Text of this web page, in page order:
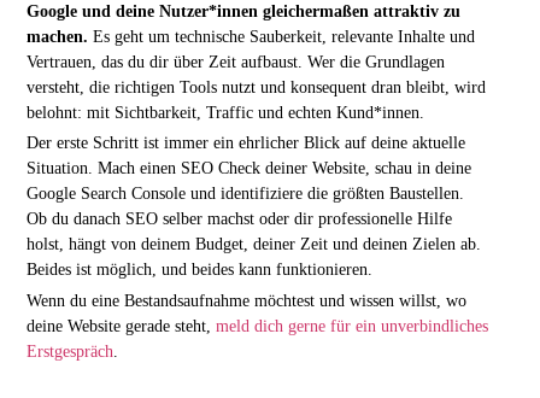
Google und deine Nutzer*innen gleichermaßen attraktiv zu
machen. Es geht um technische Sauberkeit, relevante Inhalte und
Vertrauen, das du dir über Zeit aufbaust. Wer die Grundlagen
versteht, die richtigen Tools nutzt und konsequent dran bleibt, wird
belohnt: mit Sichtbarkeit, Traffic und echten Kund*innen.
Der erste Schritt ist immer ein ehrlicher Blick auf deine aktuelle
Situation. Mach einen SEO Check deiner Website, schau in deine
Google Search Console und identifiziere die größten Baustellen.
Ob du danach SEO selber machst oder dir professionelle Hilfe
holst, hängt von deinem Budget, deiner Zeit und deinen Zielen ab.
Beides ist möglich, und beides kann funktionieren.
Wenn du eine Bestandsaufnahme möchtest und wissen willst, wo
deine Website gerade steht,meld dich gerne für ein unverbindliches
Erstgespräch